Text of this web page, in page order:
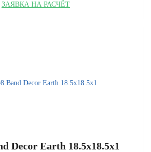
ЗАЯВКА НА РАСЧЁТ
Decor Earth 18.5x18.5x1